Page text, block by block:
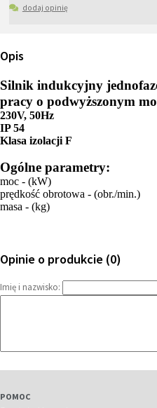
dodaj opinię
Opis
Silnik indukcyjny
pracy o podwyższonym
230V, 50Hz
IP 54
Klasa izolacji F
Ogólne parametry:
moc - (kW)
prędkość obrotowa - (obr./min.)
masa - (kg)
Opinie o produkcie (0)
Imię i nazwisko:
POMOC